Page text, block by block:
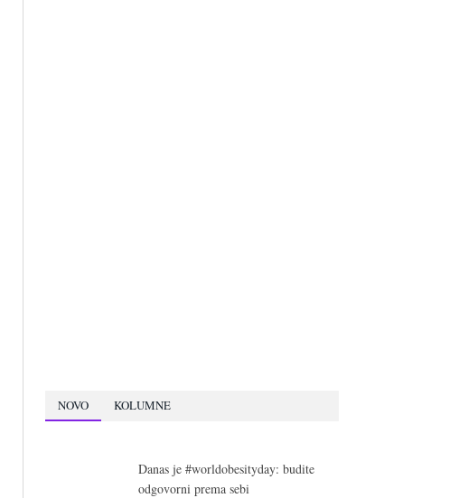
NOVO KOLUMNE
Danas je #worldobesityday: budite
odgovorni prema sebi